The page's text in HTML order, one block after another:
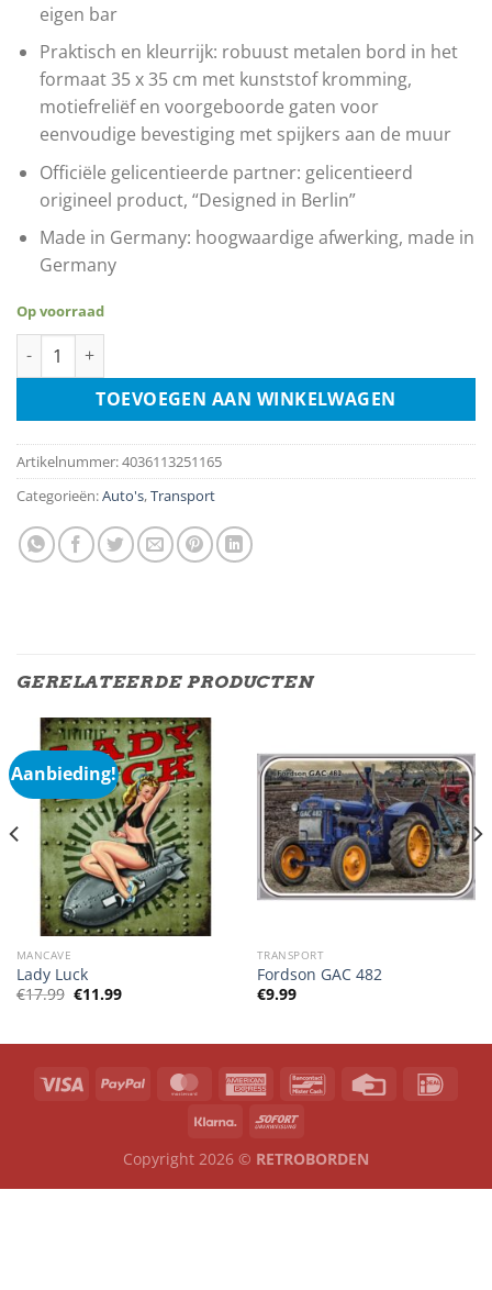
eigen bar
Praktisch en kleurrijk: robuust metalen bord in het
formaat 35 x 35 cm met kunststof kromming,
motiefreliëf en voorgeboorde gaten voor
eenvoudige bevestiging met spijkers aan de muur
Officiële gelicentieerde partner: gelicentieerd
origineel product, “Designed in Berlin”
Made in Germany: hoogwaardige afwerking, made in
Germany
Op voorraad
Round Sign - BMW Tachometer aantal
TOEVOEGEN AAN WINKELWAGEN
Artikelnummer:4036113251165
Categorieën:Auto's,Transport
GERELATEERDE PRODUCTEN
Aanbieding!
MANCAVE
Lady Luck
€17.99 Oorspronkelijke
€11.99Huidige
TRANSPORT
Fordson GAC 482
€9.99
Copyright 2026 © RETROBORDEN